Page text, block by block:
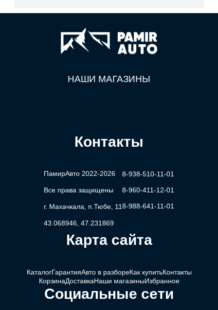
НАШИ МАГАЗИНЫ
Контакты
ПамирАвто 2022-2026
Все права защищены
г. Махачкала, п.Тюбе, 11
43.068946, 47.231869
8-938-510-11-01
8-960-411-12-01
8-988-641-11-01
Карта сайта
КаталогГарантияАвто в разбореКак купитьКонтакты
КорзинаДоставкаНаши магазиныИзбранное
Социальные сети